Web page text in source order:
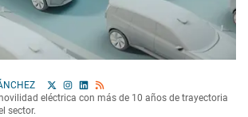
eléctrica con más de 10 años de trayectoria
sector.